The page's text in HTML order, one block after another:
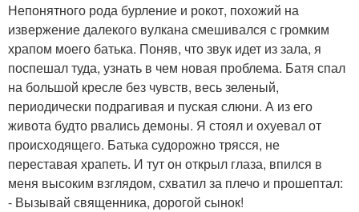
Непонятного рода бурление и рокот, похожий на
извержение далекого вулкана смешивался с громким
храпом моего батька. Поняв, что звук идет из зала, я
поспешал туда, узнать в чем новая проблема. Батя спал
на большой кресле без чувств, весь зеленый,
периодически подрагивая и пуская слюни. А из его
живота будто рвались демоны. Я стоял и охуевал от
происходящего. Батька судорожно трясся, не
переставая храпеть. И тут он открыл глаза, впился в
меня высоким взглядом, схватил за плечо и прошептал:
- Вызывай священника, дорогой сынок!